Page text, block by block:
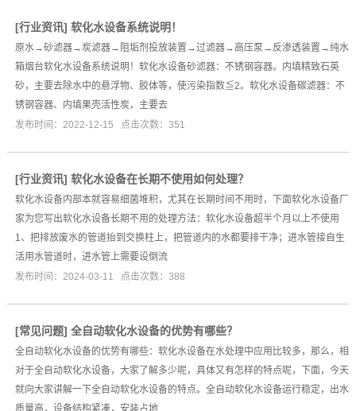
[行业资讯] 软化水设备系统说明！
原水→砂滤器→炭滤器→阻垢剂投放装置→过滤器→高压泵→反渗透装置→纯水
箱烟台软化水设备系统说明！软化水设备砂滤器：不锈钢容器。内填精致石英
砂，主要去除水中的悬浮物、胶体等，使污染指数≦2。软化水设备碳滤器：不
锈钢容器、内填果壳活性炭，主要去
发布时间：2022-12-15 点击次数：351
[行业资讯] 软化水设备在长期不使用如何处理？
软化水设备内部本就容易细菌堆积，尤其在长期时间不用时，下面软化水设备厂
家为您写出软化水设备长期不用的处理方法：软化水设备超半个月以上不使用
1、把排放废水的管道抬到交换柱上，把管道内的水都要排干净；进水管接自生
活用水管道时，进水管上需要设倒流
发布时间：2024-03-11 点击次数：388
[常见问题] 全自动软化水设备的优势有哪些？
全自动软化水设备的优势有哪些：软化水设备在水处理中应用比较多，那么，相
对于全自动软化水设备，大家了解多少呢，具体又有怎样的特点呢，下面，今天
就向大家讲解一下全自动软化水设备的特点。全自动软化水设备运行稳定，出水
质量高，设备结构紧凑，安装占地